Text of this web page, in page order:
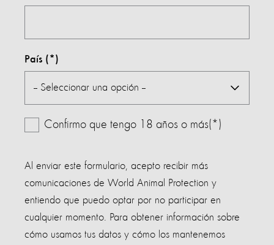
País
Confirmo que tengo 18 años o más(*)
Al enviar este formulario, acepto recibir más
comunicaciones de World Animal Protection y
entiendo que puedo optar por no participar en
cualquier momento. Para obtener información sobre
cómo usamos tus datos y cómo los mantenemos